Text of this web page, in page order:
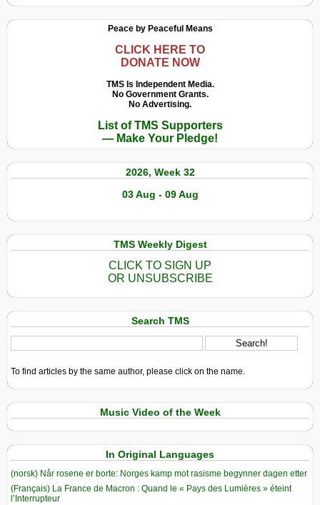
Peace by Peaceful Means
CLICK HERE TO
DONATE NOW
TMS Is Independent Media.
No Government Grants.
No Advertising.
List of TMS Supporters
— Make Your Pledge!
2026, Week 32
03 Aug - 09 Aug
TMS Weekly Digest
CLICK TO SIGN UP
OR UNSUBSCRIBE
Search TMS
To find articles by the same author, please click on the name.
Music Video of the Week
In Original Languages
(norsk) Når rosene er borte: Norges kamp mot rasisme begynner dagen etter
(Français) La France de Macron : Quand le « Pays des Lumières » éteint
l’Interrupteur